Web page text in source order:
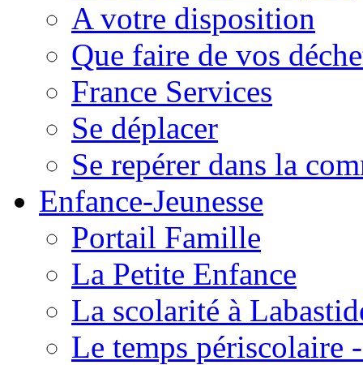
A votre disposition
Que faire de vos
France Services
Se déplacer
Se repérer dans la
Enfance-Jeunesse
Portail Famille
La Petite Enfance
La scolarité à
Le temps périscolaire